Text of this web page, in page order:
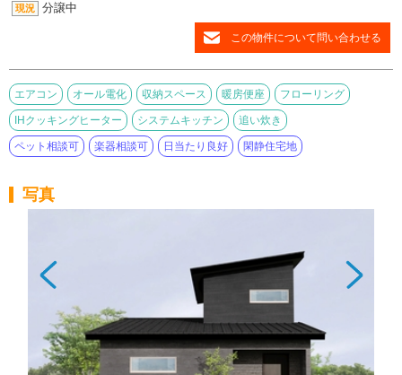
現況 分譲中
この物件について問い合わせる
エアコン オール電化 収納スペース 暖房便座 フローリング
IHクッキングヒーター システムキッチン 追い炊き
ペット相談可 楽器相談可 日当たり良好 閑静住宅地
写真